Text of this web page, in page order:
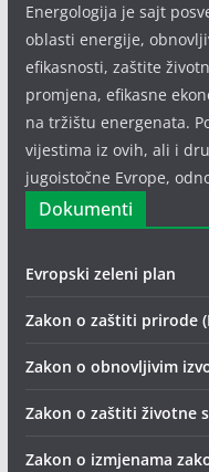
Energologija je sajt
oblasti energije,
efikasnosti, zaštite
promjena, efikasne
na tržištu energenata.
vijestima iz ovih, ali i
jugoistočne Evrope,
Dokumenti
Evropski zeleni plan
Zakon o zaštiti prirode
Zakon o obnovljivim
Zakon o zaštiti životne
Zakon o izmjenama